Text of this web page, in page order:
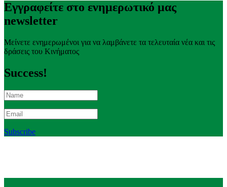
Εγγραφείτε στο ενημερωτικό μας
newsletter
Μείνετε ενημερωμένοι για να λαμβάνετε τα τελευταία νέα και τις
δράσεις του Κινήματος
Success!
Subscribe